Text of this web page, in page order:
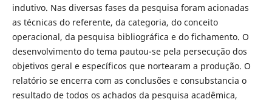
indutivo. Nas diversas fases da pesquisa foram acionadas
as técnicas do referente, da categoria, do conceito
operacional, da pesquisa bibliográfica e do fichamento. O
desenvolvimento do tema pautou-se pela persecução dos
objetivos geral e específicos que nortearam a produção. O
relatório se encerra com as conclusões e consubstancia o
resultado de todos os achados da pesquisa acadêmica,